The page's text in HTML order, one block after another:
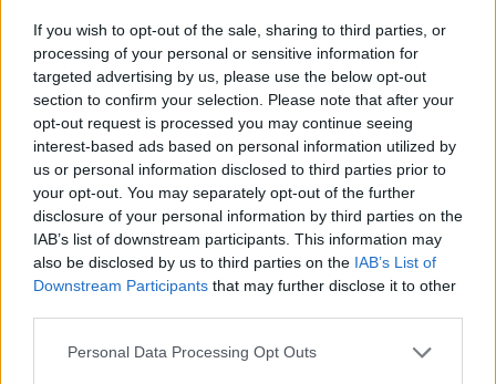
If you wish to opt-out of the sale, sharing to third parties, or
processing of your personal or sensitive information for
targeted advertising by us, please use the below opt-out
section to confirm your selection. Please note that after your
opt-out request is processed you may continue seeing
interest-based ads based on personal information utilized by
us or personal information disclosed to third parties prior to
your opt-out. You may separately opt-out of the further
disclosure of your personal information by third parties on the
IAB’s list of downstream participants. This information may
also be disclosed by us to third parties on the IAB’s List of
Downstream Participants that may further disclose it to other
Personal Data Processing Opt Outs
három államfőjelölt nevét
A miniszterelnök szerint nem társadalmi egyeztetés
zajlik az államfő kiválasztásáról, hanem ajánlásokat
kértek, és a folyamat a végéhez közeledik.